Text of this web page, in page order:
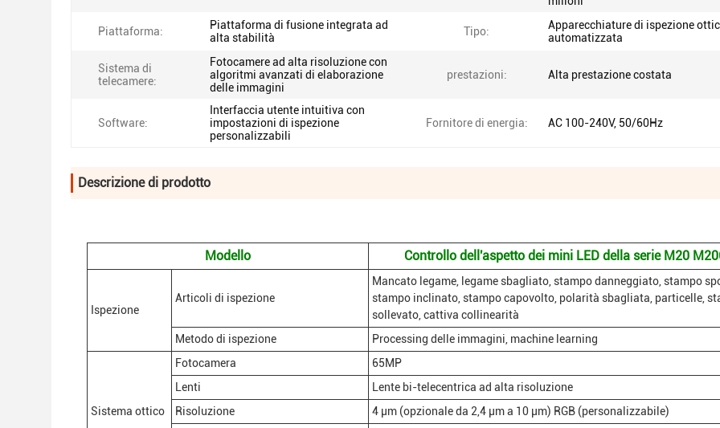
Piattaforma:
Piattaforma di fusione integrata ad
alta stabilità
Tipo:
Apparecchiature di ispezione
automatizzata
Sistema di
telecamere:
Fotocamere ad alta risoluzione con
algoritmi avanzati di elaborazione
delle immagini
prestazioni: Alta prestazione costata
Software:
Interfaccia utente intuitiva con
impostazioni di ispezione
personalizzabili
Fornitore di energia: AC 100-240V, 50/60Hz
Descrizione di prodotto
Modello Controllo dell'aspetto dei mini LED della serie M20
Ispezione
Articoli di ispezione
Mancato legame, legame sbagliato, stampo danneggiato, stampo
stampo inclinato, stampo capovolto, polarità sbagliata, particelle,
sollevato, cattiva collinearità
Metodo di ispezione
Processing delle immagini, machine learning
Sistema ottico
Fotocamera
65MP
Lenti
Lente bi-telecentrica ad alta risoluzione
Risoluzione
4 μm (opzionale da 2,4 μm a 10 μm) RGB (personalizzabile)